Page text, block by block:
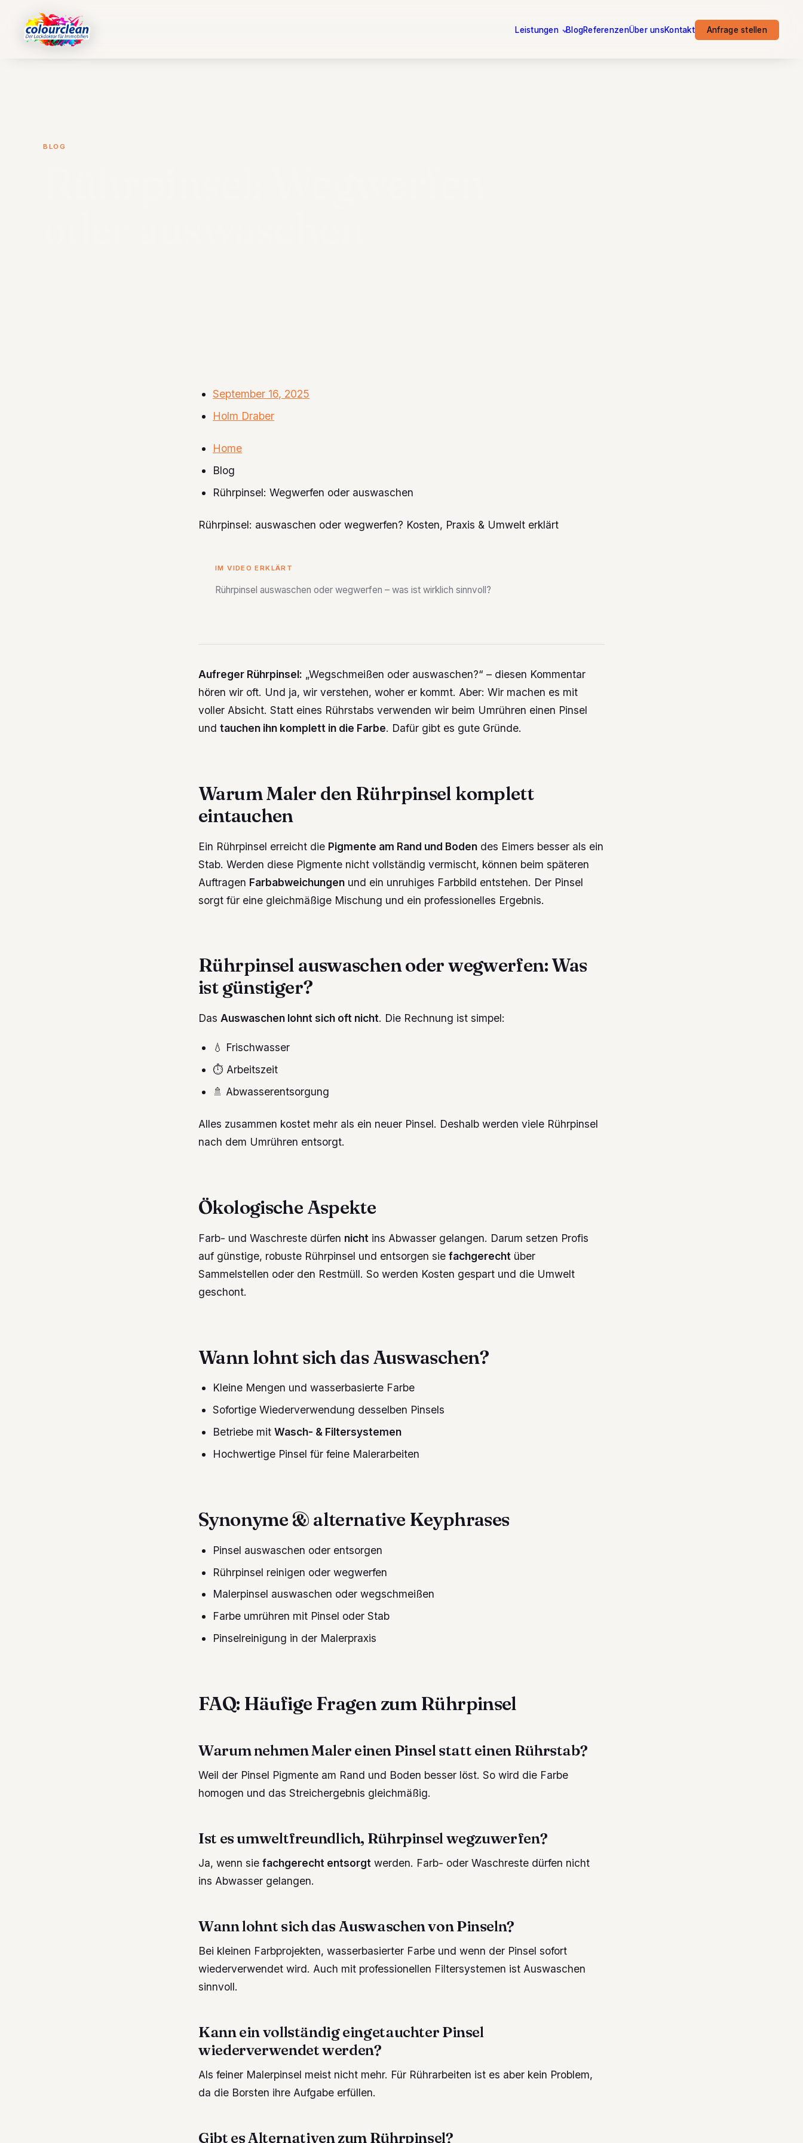
Leistungen BlogReferenzenÜber unsKontakt Anfrage stellen
BLOG
September 16, 2025
Holm Draber
Home
Blog
Rührpinsel: Wegwerfen oder auswaschen
Rührpinsel: auswaschen oder wegwerfen? Kosten, Praxis & Umwelt erklärt
IM VIDEO ERKLÄRT
Rührpinsel auswaschen oder wegwerfen – was ist wirklich sinnvoll?
Aufreger Rührpinsel: „Wegschmeißen oder auswaschen?“ – diesen Kommentar
hören wir oft. Und ja, wir verstehen, woher er kommt. Aber: Wir machen es mit
voller Absicht. Statt eines Rührstabs verwenden wir beim Umrühren einen Pinsel
und tauchen ihn komplett in die Farbe. Dafür gibt es gute Gründe.
Warum Maler den Rührpinsel komplett
eintauchen
Ein Rührpinsel erreicht die Pigmente am Rand und Boden des Eimers besser als ein
Stab. Werden diese Pigmente nicht vollständig vermischt, können beim späteren
Auftragen Farbabweichungen und ein unruhiges Farbbild entstehen. Der Pinsel
sorgt für eine gleichmäßige Mischung und ein professionelles Ergebnis.
Rührpinsel auswaschen oder wegwerfen: Was
ist günstiger?
Das Auswaschen lohnt sich oft nicht. Die Rechnung ist simpel:
💧 Frischwasser
⏱️ Arbeitszeit
🚿 Abwasserentsorgung
Alles zusammen kostet mehr als ein neuer Pinsel. Deshalb werden viele Rührpinsel
nach dem Umrühren entsorgt.
Ökologische Aspekte
Farb- und Waschreste dürfen nicht ins Abwasser gelangen. Darum setzen Profis
auf günstige, robuste Rührpinsel und entsorgen sie fachgerecht über
Sammelstellen oder den Restmüll. So werden Kosten gespart und die Umwelt
geschont.
Wann lohnt sich das Auswaschen?
Kleine Mengen und wasserbasierte Farbe
Sofortige Wiederverwendung desselben Pinsels
Betriebe mitWasch- & Filtersystemen
Hochwertige Pinsel für feine Malerarbeiten
Synonyme & alternative Keyphrases
Pinsel auswaschen oder entsorgen
Rührpinsel reinigen oder wegwerfen
Malerpinsel auswaschen oder wegschmeißen
Farbe umrühren mit Pinsel oder Stab
Pinselreinigung in der Malerpraxis
FAQ: Häufige Fragen zum Rührpinsel
Warum nehmen Maler einen Pinsel statt einen Rührstab?
Weil der Pinsel Pigmente am Rand und Boden besser löst. So wird die Farbe
homogen und das Streichergebnis gleichmäßig.
Ist es umweltfreundlich, Rührpinsel wegzuwerfen?
Ja, wenn sie fachgerecht entsorgt werden. Farb- oder Waschreste dürfen nicht
ins Abwasser gelangen.
Wann lohnt sich das Auswaschen von Pinseln?
Bei kleinen Farbprojekten, wasserbasierter Farbe und wenn der Pinsel sofort
wiederverwendet wird. Auch mit professionellen Filtersystemen ist Auswaschen
sinnvoll.
Kann ein vollständig eingetauchter Pinsel
wiederverwendet werden?
Als feiner Malerpinsel meist nicht mehr. Für Rührarbeiten ist es aber kein Problem,
da die Borsten ihre Aufgabe erfüllen.
Gibt es Alternativen zum Rührpinsel?